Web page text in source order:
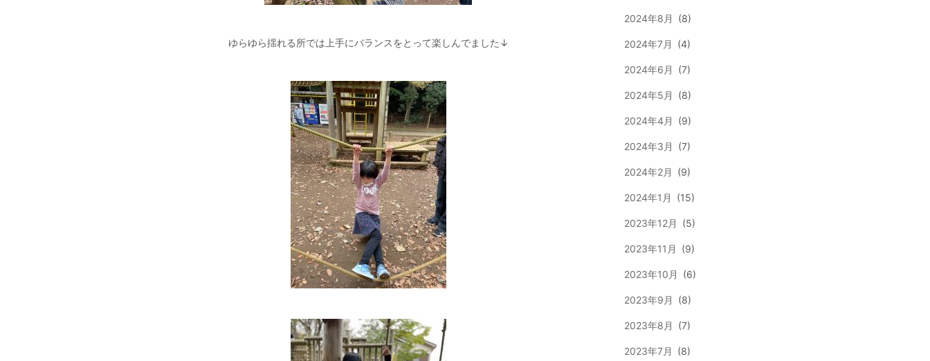
ゆらゆら揺れる所では上手にバランスをとって楽しんでました↓
2024年8月 (8)
2024年7月 (4)
2024年6月 (7)
2024年5月 (8)
2024年4月 (9)
2024年3月 (7)
2024年2月 (9)
2024年1月 (15)
2023年12月 (5)
2023年11月 (9)
2023年10月 (6)
2023年9月 (8)
2023年8月 (7)
2023年7月 (8)